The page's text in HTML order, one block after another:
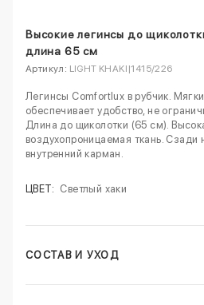
Высокие легинсы до
длина 65 см
Артикул: LIGHT KHAKI|1415/226
Легинсы Comfortlux в рубчик.
обеспечивает удобство, не
Длина до щиколотки (65 см).
воздухопроницаемая ткань. Сзади
внутренний карман.
ЦВЕТ: Светлый хаки
СОСТАВ И УХОД